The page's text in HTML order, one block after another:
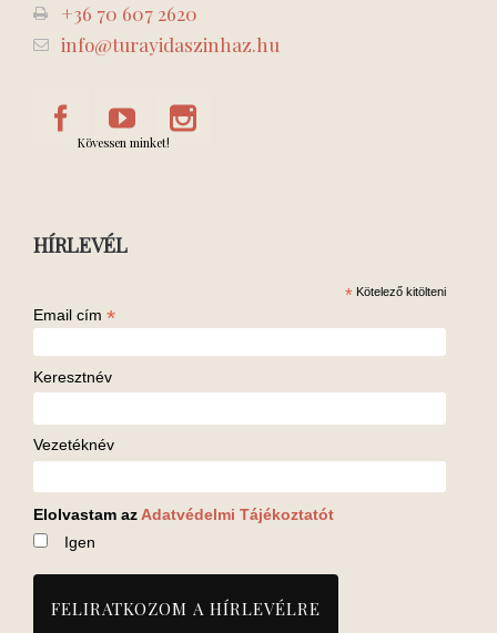
+36 70 607 2620
info@turayidaszinhaz.hu
Kövessen minket!
HÍRLEVÉL
* Kötelező kitölteni
Email cím *
Keresztnév
Vezetéknév
Elolvastam az Adatvédelmi Tájékoztatót
Igen